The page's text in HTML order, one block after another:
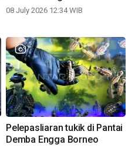
08 July 2026 12:34 WIB
Pelepasliaran tukik di Pantai
Demba Engga Borneo